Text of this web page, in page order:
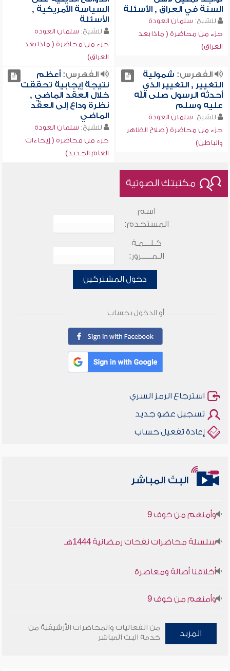
السنة في العراق , الأسئلة
للشيخ: سلمان العودة
جزء من محاضرة ( ماذا بعد
العراق)
السياسة الأمريكية ,
الأسئلة
للشيخ: سلمان العودة
جزء من محاضرة ( ماذا بعد
العراق)
الفهرس: شمولية
التغيير , التغيير الذي
أحدثه الرسول صلى الله
عليه وسلم
للشيخ: سلمان العودة
جزء من محاضرة ( صلاح الظاهر
والباطن)
الفهرس:أعظم
نتيجة إيجابية تحققت
خلال العقد الماضي ,
نظرة وداع إلى العقد
الماضي
للشيخ: سلمان العودة
جزء من محاضرة ( إيحاءات
العام الجديد)
مكتبتك الصوتية
اسم
المستخدم:
كـلـــمـة
الـمـــــرور:
دخول المشتركين
أو الدخول بحساب
استرجاع الرمز السري
تسجيل عضو جديد
إعادة تفعيل حساب
البث المباشر
أخلاقنا أصالة ومعاصرة
المزيد
من الفعاليات والمحاضرات الأرشيفية من
خدمة البث المباشر